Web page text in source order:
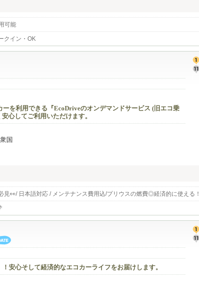
可能
クイン・OK
を利用できる『EcoDriveのオンデマンドサービス (旧エコ乗
心してご利用いただけます。
国
👀/ 日本語対応 / メンテナンス費用込/プリウスの燃費◎経済的に使える！
安心そして経済的なエコカーライフをお届けします。